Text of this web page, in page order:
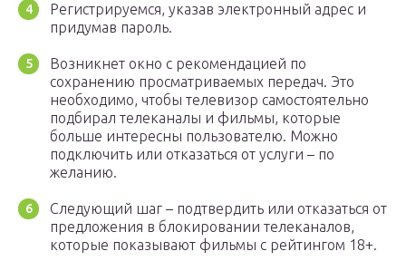
Регистрируемся, указав электронный адрес и
придумав пароль.
Возникнет окно с рекомендацией по
сохранению просматриваемых передач. Это
необходимо, чтобы телевизор самостоятельно
подбирал телеканалы и фильмы, которые
больше интересны пользователю. Можно
подключить или отказаться от услуги – по
желанию.
Следующий шаг – подтвердить или отказаться от
предложения в блокировании телеканалов,
которые показывают фильмы с рейтингом 18+.